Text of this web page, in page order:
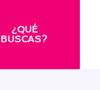
¿QUÉ
BUSCAS?